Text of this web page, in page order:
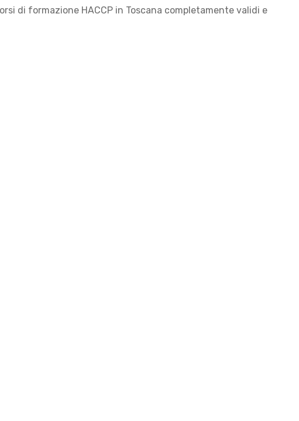
di formazione HACCP in Toscana completamente validi e